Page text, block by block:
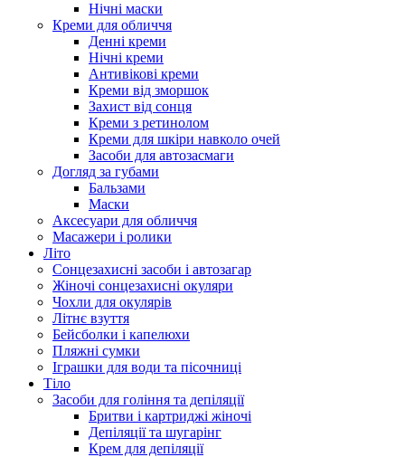
Нічні маски
Креми для обличчя
Денні креми
Нічні креми
Антивікові креми
Креми від зморшок
Захист від сонця
Креми з ретинолом
Креми для шкіри навколо очей
Засоби для автозасмаги
Догляд за губами
Бальзами
Маски
Аксесуари для обличчя
Масажери і ролики
Літо
Сонцезахисні засоби і автозагар
Жіночі сонцезахисні окуляри
Чохли для окулярів
Літнє взуття
Бейсболки і капелюхи
Пляжні сумки
Іграшки для води та пісочниці
Тіло
Засоби для гоління та депіляції
Бритви і картриджі жіночі
Депіляції та шугарінг
Крем для депіляції